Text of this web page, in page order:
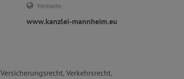
Webseite:
www.kanzlei-mannheim.eu
Versicherungsrecht, Verkehrsrecht,